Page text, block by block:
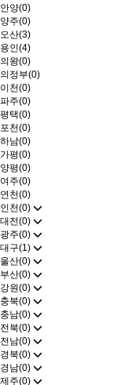
안양(0)
양주(0)
오산(3)
용인(4)
의왕(0)
의정부(0)
이천(0)
파주(0)
평택(0)
포천(0)
하남(0)
가평(0)
양평(0)
여주(0)
연천(0)
인천(0)
대전(0)
광주(0)
대구(1)
울산(0)
부산(0)
강원(0)
충북(0)
충남(0)
전북(0)
전남(0)
경북(0)
경남(0)
제주(0)